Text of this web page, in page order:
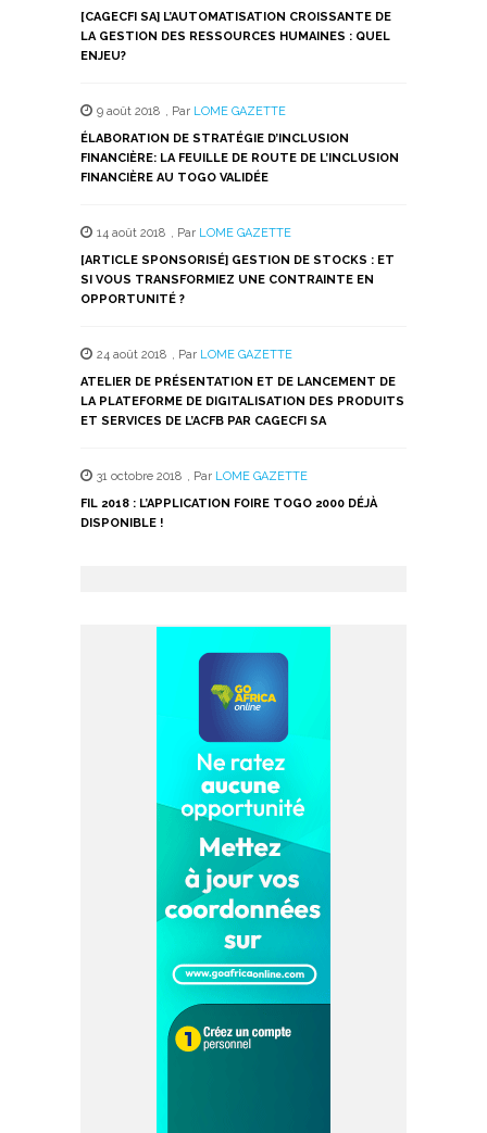
[CAGECFI SA] L’AUTOMATISATION CROISSANTE DE
LA GESTION DES RESSOURCES HUMAINES : QUEL
ENJEU?
9 août 2018 , Par LOME GAZETTE
ÉLABORATION DE STRATÉGIE D’INCLUSION
FINANCIÈRE: LA FEUILLE DE ROUTE DE L’INCLUSION
FINANCIÈRE AU TOGO VALIDÉE
14 août 2018 , Par LOME GAZETTE
[ARTICLE SPONSORISÉ] GESTION DE STOCKS : ET
SI VOUS TRANSFORMIEZ UNE CONTRAINTE EN
OPPORTUNITÉ ?
24 août 2018 , Par LOME GAZETTE
ATELIER DE PRÉSENTATION ET DE LANCEMENT DE
LA PLATEFORME DE DIGITALISATION DES PRODUITS
ET SERVICES DE L’ACFB PAR CAGECFI SA
31 octobre 2018 , Par LOME GAZETTE
FIL 2018 : L’APPLICATION FOIRE TOGO 2000 DÉJÀ
DISPONIBLE !